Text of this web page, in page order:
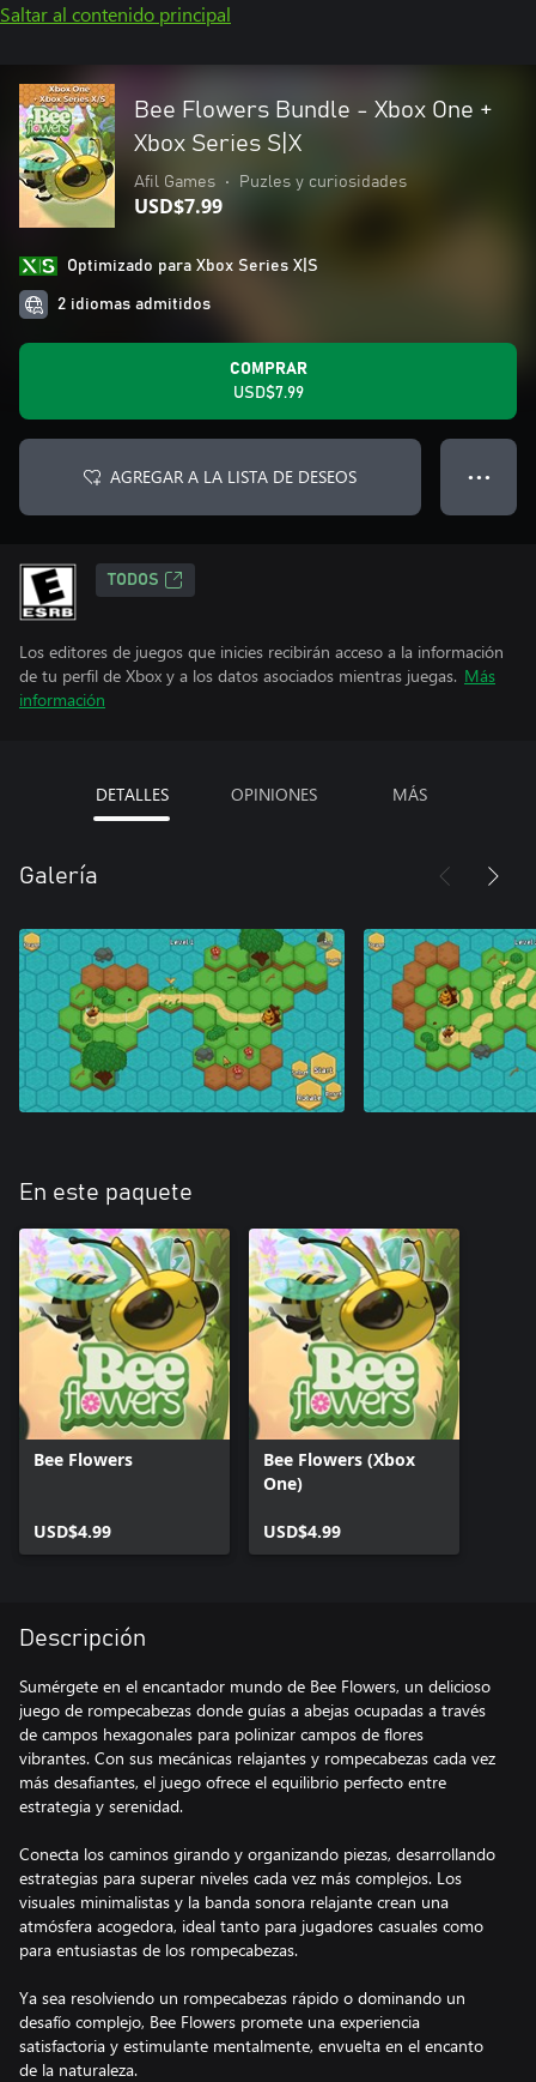
Saltar al contenido principal
Bee Flowers Bundle - Xbox One +
Xbox Series S|X
Afil Games • Puzles y curiosidades
USD$7.99
Optimizado para Xbox Series X|S
2 idiomas admitidos
COMPRAR
USD$7.99
AGREGAR A LA LISTA DE DESEOS ● ● ●
TODOS
Los editores de juegos que inicies recibirán acceso a la información
de tu perfil de Xbox y a los datos asociados mientras juegas. Más
información
DETALLES OPINIONES MÁS
Galería
En este paquete
Bee Flowers
USD$4.99
Bee Flowers (Xbox
One)
USD$4.99
Descripción
Sumérgete en el encantador mundo de Bee Flowers, un delicioso
juego de rompecabezas donde guías a abejas ocupadas a través
de campos hexagonales para polinizar campos de flores
vibrantes. Con sus mecánicas relajantes y rompecabezas cada vez
más desafiantes, el juego ofrece el equilibrio perfecto entre
estrategia y serenidad.
Conecta los caminos girando y organizando piezas, desarrollando
estrategias para superar niveles cada vez más complejos. Los
visuales minimalistas y la banda sonora relajante crean una
atmósfera acogedora, ideal tanto para jugadores casuales como
para entusiastas de los rompecabezas.
Ya sea resolviendo un rompecabezas rápido o dominando un
desafío complejo, Bee Flowers promete una experiencia
satisfactoria y estimulante mentalmente, envuelta en el encanto
de la naturaleza.